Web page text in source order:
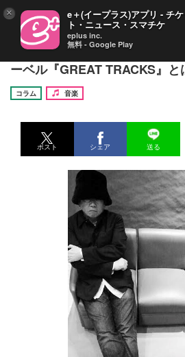
アナログムーブメントと小西
ーベル『GREAT TRACKS』と
コラム
音楽
ポスト シェア 送る
× e＋(イープラス)アプリ - チ
ト・ニュース・スマチケ
eplus inc.
無料 - Google Play